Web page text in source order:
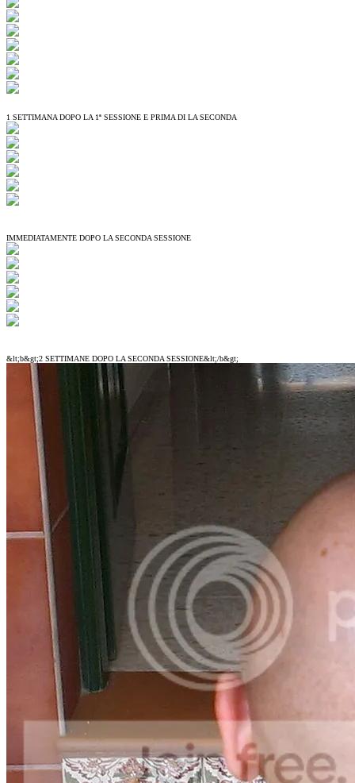
1 SETTIMANA DOPO LA 1ª SESSIONE E PRIMA DI LA SECONDA
IMMEDIATAMENTE DOPO LA SECONDA SESSIONE
&lt;b&gt;2 SETTIMANE DOPO LA SECONDA SESSIONE&lt;/b&gt;